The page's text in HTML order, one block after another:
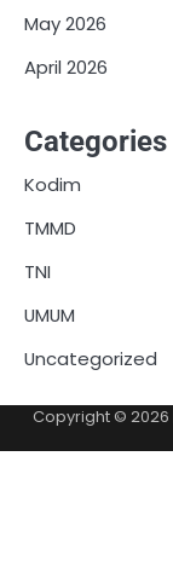
May 2026
April 2026
Categories
Kodim
TMMD
TNI
UMUM
Uncategorized
Copyright © 2026